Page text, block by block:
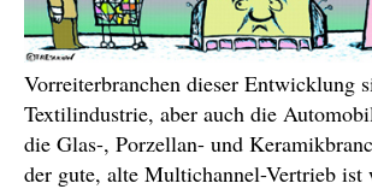
Vorreiterbranchen dieser Entwicklung
Textilindustrie, aber auch die
die Glas-, Porzellan- und
der gute, alte Multichannel-Vertrieb ist